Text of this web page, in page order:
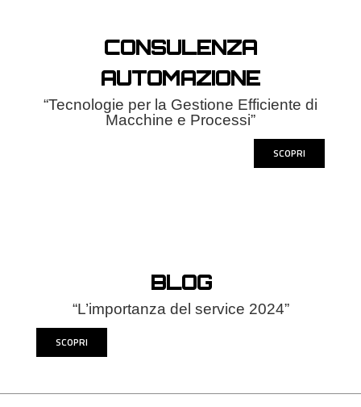
CONSULENZA
AUTOMAZIONE
“Tecnologie per la Gestione Efficiente di
Macchine e Processi”
SCOPRI
BLOG
“L’importanza del service 2024”
SCOPRI